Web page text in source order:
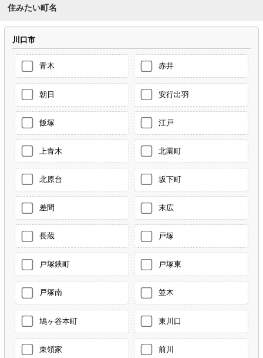
住みたい町名
川口市
青木 赤井
朝日 安行出羽
飯塚 江戸
上青木 北園町
北原台 坂下町
差間 末広
長蔵 戸塚
戸塚鋏町 戸塚東
戸塚南 並木
鳩ヶ谷本町 東川口
東領家 前川